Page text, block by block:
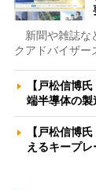
新聞や雑誌な
クアドバイザー
【戸松信博
端半導体の
【戸松信博
えるキープ